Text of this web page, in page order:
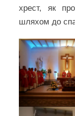
хрест, як
шляхом до